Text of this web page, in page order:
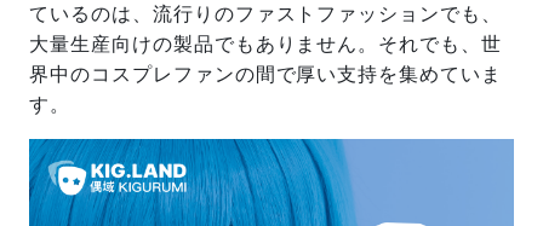
ているのは、流行りのファストファッションでも、
大量生産向けの製品でもありません。それでも、世
界中のコスプレファンの間で厚い支持を集めていま
す。